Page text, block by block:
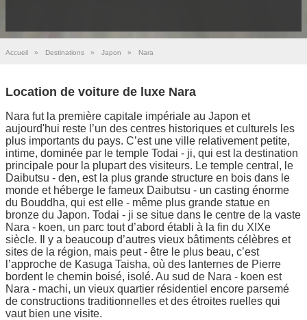
Accueil » Destinations » Japon » Nara
Location de voiture de luxe Nara
Nara fut la première capitale impériale au Japon et
aujourd'hui reste l’un des centres historiques et culturels les
plus importants du pays. C’est une ville relativement petite,
intime, dominée par le temple Todai - ji, qui est la destination
principale pour la plupart des visiteurs. Le temple central, le
Daibutsu - den, est la plus grande structure en bois dans le
monde et héberge le fameux Daibutsu - un casting énorme
du Bouddha, qui est elle - même plus grande statue en
bronze du Japon. Todai - ji se situe dans le centre de la vaste
Nara - koen, un parc tout d’abord établi à la fin du XIXe
siècle. Il y a beaucoup d’autres vieux bâtiments célèbres et
sites de la région, mais peut - être le plus beau, c’est
l’approche de Kasuga Taisha, où des lanternes de Pierre
bordent le chemin boisé, isolé. Au sud de Nara - koen est
Nara - machi, un vieux quartier résidentiel encore parsemé
de constructions traditionnelles et des étroites ruelles qui
vaut bien une visite.